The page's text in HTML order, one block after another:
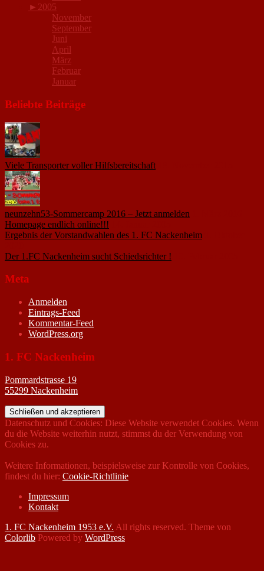
► 2005
November
September
Juni
April
März
Februar
Januar
Beliebte Beiträge
Viele Transporter voller Hilfsbereitschaft
neunzehn53-Sommercamp 2016 – Jetzt anmelden
Homepage endlich online!!!
Ergebnis der Vorstandwahlen des 1. FC Nackenheim
Der 1.FC Nackenheim sucht Schiedsrichter !
Meta
Anmelden
Eintrags-Feed
Kommentar-Feed
WordPress.org
1. FC Nackenheim
Pommardstrasse 19
55299 Nackenheim
Datenschutz und Cookies: Diese Website verwendet Cookies. Wenn
du die Website weiterhin nutzt, stimmst du der Verwendung von
Cookies zu.
Weitere Informationen, beispielsweise zur Kontrolle von Cookies,
findest du hier: Cookie-Richtlinie
Impressum
Kontakt
1. FC Nackenheim 1953 e.V. All rights reserved. Theme von
Colorlib Powered by WordPress